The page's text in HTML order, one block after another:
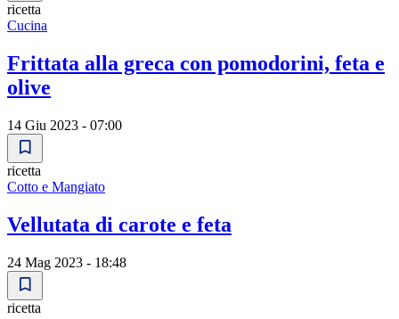
ricetta
Cucina
Frittata alla greca con pomodorini, feta e
olive
14 Giu 2023 - 07:00
ricetta
Cotto e Mangiato
Vellutata di carote e feta
24 Mag 2023 - 18:48
ricetta